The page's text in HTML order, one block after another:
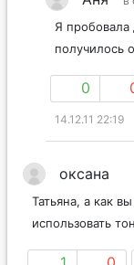
Я пробовала
получилось
0
14.12.11 22:19
оксана
Татьяна, а как
использовать